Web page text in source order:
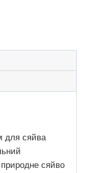
для сяйва
сяйво